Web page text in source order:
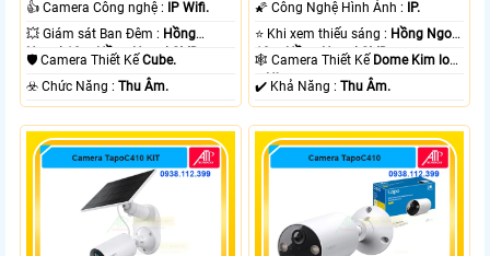
👍 Camera Công nghệ : IP Wifi.
💥 Giám sát Ban Đêm : Hồng
Ngoại 10m Hồng Ngoại SMD.
🛡 Camera Thiết KếCube.
️☣️ Chức Năng :Thu Âm.
🌠 Công Nghệ Hình Ảnh : IP.
⭐ Khi xem thiếu sáng : Hồng Ngoại
10m Hồng Ngoại SMD.
🕸️ Camera Thiết Kế Dome Kim loại
+ Nhựa.
️✔️ Khả Năng :Thu Âm.